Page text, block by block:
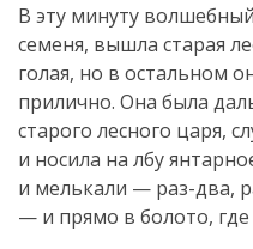
В эту минуту
семеня, вышла старая
голая, но в остальном
прилично. Она была
старого лесного царя,
и носила на лбу
и мелькали — раз-два,
— и прямо в болото,